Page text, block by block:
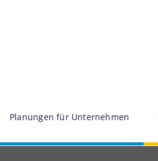
Planungen für Unternehmen